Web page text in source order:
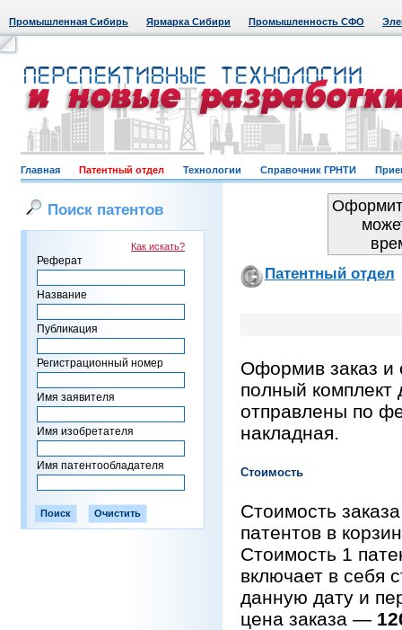
Промышленная Сибирь Ярмарка Сибири Промышленность СФО
Главная Патентный отдел Технологии Справочник ГРНТИ
Поиск патентов
Как искать?
Реферат
Название
Публикация
Регистрационный номер
Имя заявителя
Имя изобретателя
Имя патентообладателя
Патентный отдел
Оформив заказ и
полный комплект
отправлены по
накладная.
Стоимость
Стоимость
патентов в
Стоимость 1
включает в себя
данную дату и
цена заказа —